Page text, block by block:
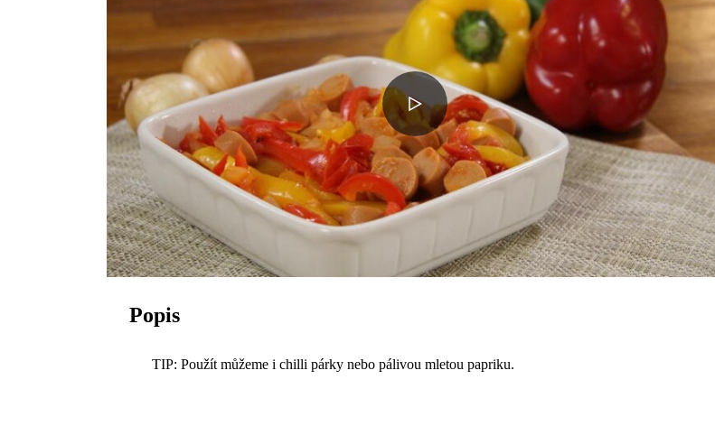
Popis
TIP: Použít můžeme i chilli párky nebo pálivou mletou papriku.